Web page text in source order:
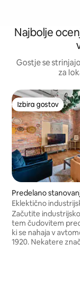
Najbolje
Gostje se
za
Izbira gostov
Izbira gostov
Predelano
stu Detroit
Eklektično
stanovanje, 5
Začutite
tem čudovitem
ki se nahaja v
1920. Nekatere